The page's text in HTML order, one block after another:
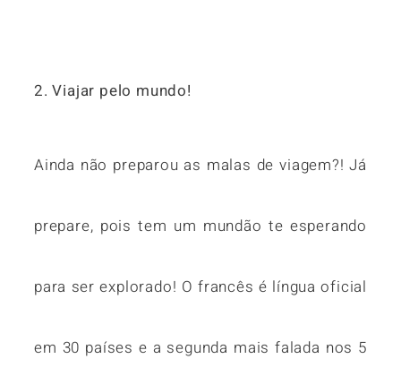
2. Viajar pelo mundo!
Ainda não preparou as malas de viagem?! Já
prepare, pois tem um mundão te esperando
para ser explorado! O francês é língua oficial
em 30 países e a segunda mais falada nos 5